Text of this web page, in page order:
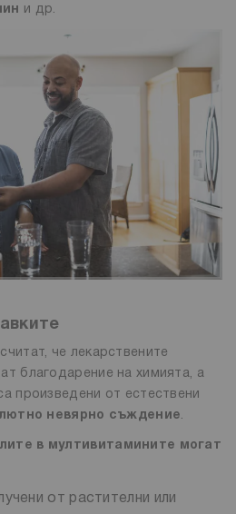
и др.
че лекарствените
благодарение на химията, а
произведени от естествени
невярно съждение.
в мултивитамините могат
от растителни или